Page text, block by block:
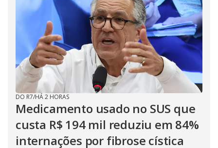
DO R7/HÁ 2 HORAS
Medicamento usado no SUS que
custa R$ 194 mil reduziu em 84%
internações por fibrose cística